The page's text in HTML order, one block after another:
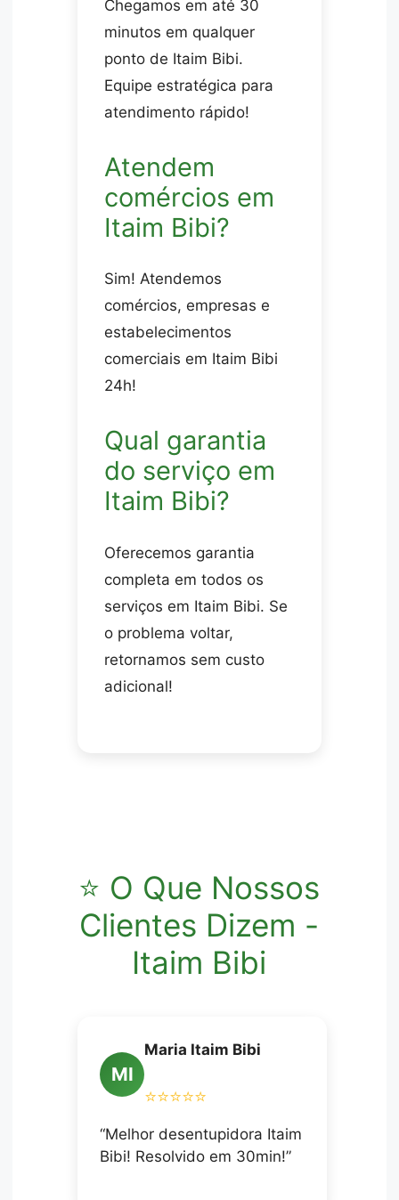
Chegamos em até 30
minutos em qualquer
ponto de Itaim Bibi.
Equipe estratégica para
atendimento rápido!
Atendem
comércios em
Itaim Bibi?
Sim! Atendemos
comércios, empresas e
estabelecimentos
comerciais em Itaim Bibi
24h!
Qual garantia
do serviço em
Itaim Bibi?
Oferecemos garantia
completa em todos os
serviços em Itaim Bibi. Se
o problema voltar,
retornamos sem custo
adicional!
⭐ O Que Nossos
Clientes Dizem -
Itaim Bibi
MI
Maria Itaim Bibi
⭐⭐⭐⭐⭐
“Melhor desentupidora Itaim
Bibi! Resolvido em 30min!”